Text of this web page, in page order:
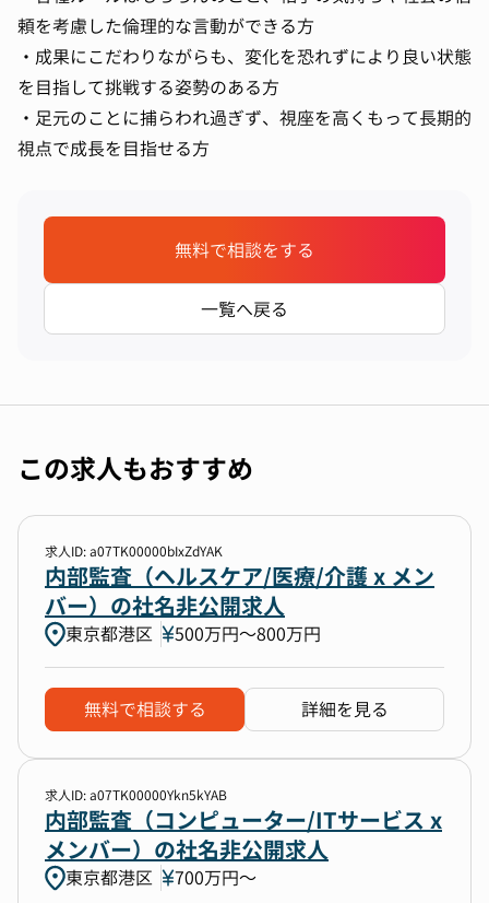
頼を考慮した倫理的な言動ができる方
・成果にこだわりながらも、変化を恐れずにより良い状態
を目指して挑戦する姿勢のある方
・足元のことに捕らわれ過ぎず、視座を高くもって長期的
視点で成長を目指せる方
無料で相談をする
一覧へ戻る
この求人もおすすめ
求人ID: a07TK00000bIxZdYAK
内部監査（ヘルスケア/医療/介護 x メン
バー）の社名非公開求人
東京都港区 500万円〜800万円
無料で相談する 詳細を見る
求人ID: a07TK00000Ykn5kYAB
内部監査（コンピューター/ITサービス x
メンバー）の社名非公開求人
東京都港区 700万円〜